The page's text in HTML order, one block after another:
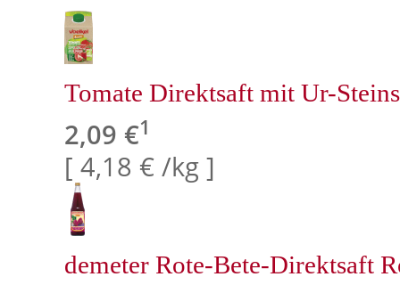
Tomate Direktsaft mit Ur-
2,09 €1
[ 4,18 € /kg ]
demeter Rote-Bete-Direktsaft